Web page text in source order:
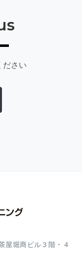
ださい
屋堀商ビル３階・４